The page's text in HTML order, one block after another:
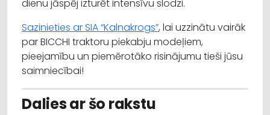
dienu jāspēj izturēt intensīvu slodzi.
Sazinieties ar SIA “Kalnakrogs”, lai uzzinātu vairāk
par BICCHI traktoru piekabju modeļiem,
pieejamību un piemērotāko risinājumu tieši jūsu
saimniecībai!
Dalies ar šo rakstu